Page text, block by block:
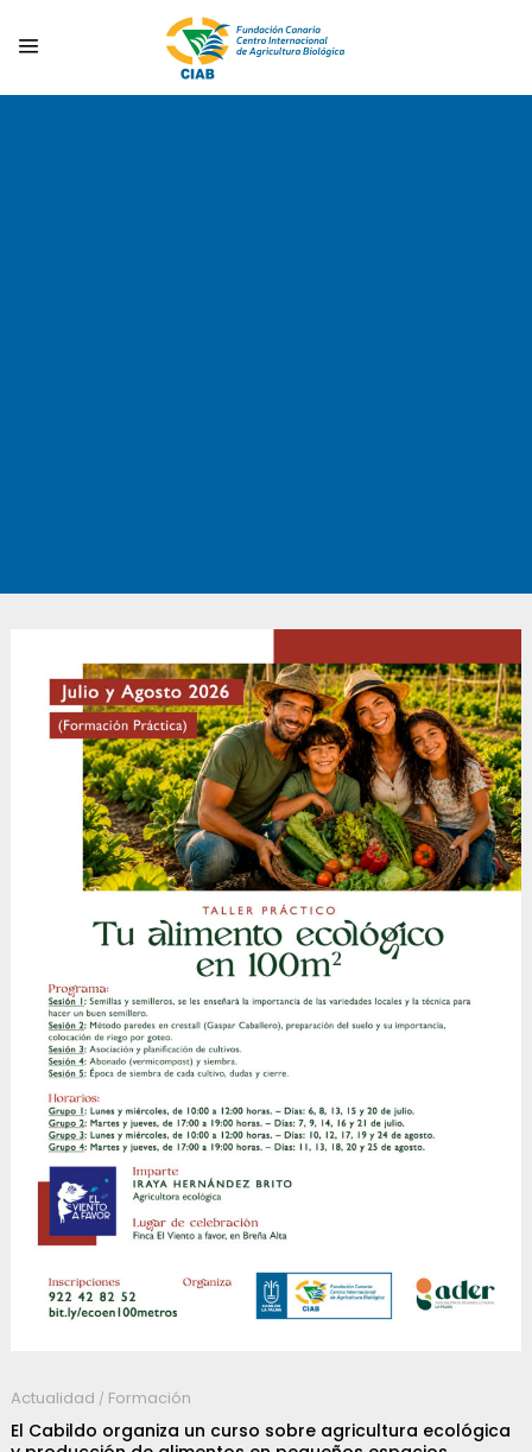
Actualidad / Formación
El Cabildo organiza un curso sobre agricultura ecológica